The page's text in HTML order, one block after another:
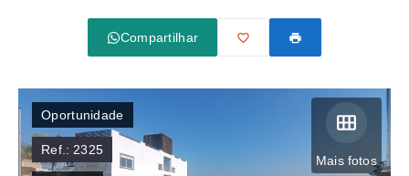
Compartilhar
Mais fotos
Oportunidade
Ref.: 2325